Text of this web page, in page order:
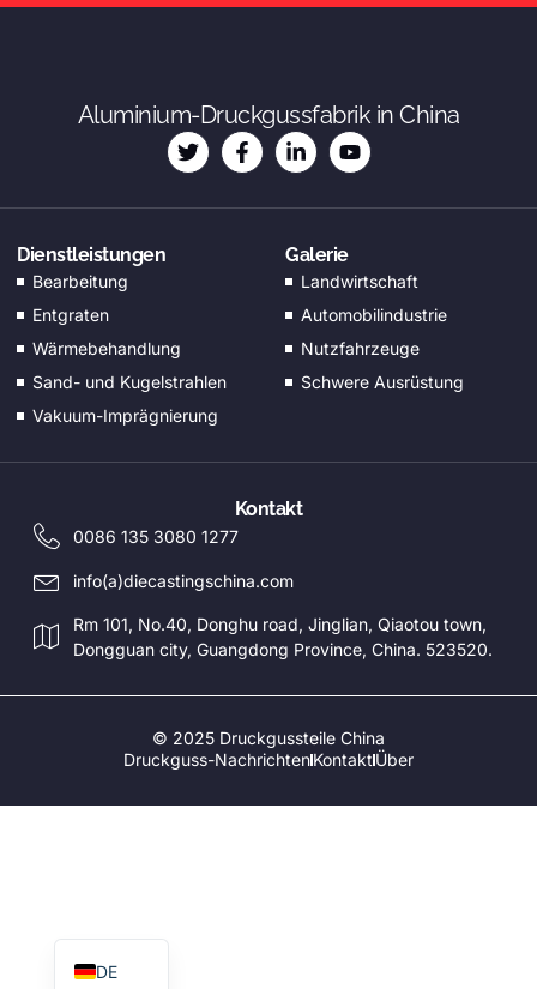
Aluminium-Druckgussfabrik in China
Dienstleistungen
Bearbeitung
Entgraten
Wärmebehandlung
Sand- und Kugelstrahlen
Vakuum-Imprägnierung
Galerie
Landwirtschaft
Automobilindustrie
Nutzfahrzeuge
Schwere Ausrüstung
Kontakt
0086 135 3080 1277
info(a)diecastingschina.com
Rm 101, No.40, Donghu road, Jinglian, Qiaotou town,
Dongguan city, Guangdong Province, China. 523520.
© 2025 Druckgussteile China
Druckguss-NachrichtenKontakt Über
DE
PL
TR
AR
PT
HU
CS
EL
FI
DA
KO
ES_MX